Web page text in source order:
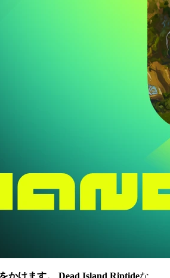
かけます。 Dead Island Riptideな